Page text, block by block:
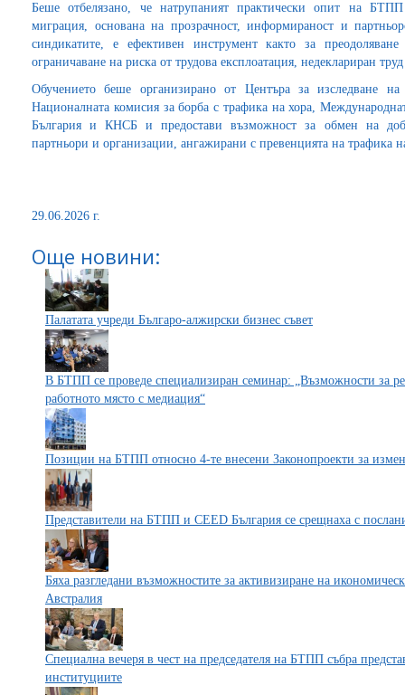
Беше отбелязано, че натрупаният практически опит на БТПП
миграция, основана на прозрачност, информираност и
синдикатите, е ефективен инструмент както за
ограничаване на риска от трудова експлоатация, недеклариран
Обучението беше организирано от Центъра за изследване
Националната комисия за борба с трафика на хора,
България и КНСБ и предостави възможност за обмен на
партньори и организации, ангажирани с превенцията на трафика
29.06.2026 г.
Още новини:
Палатата учреди Българо-алжирски бизнес съвет
В БТПП се проведе специализиран семинар: „Възможности за
работното място с медиация“
Позиции на БТПП относно 4-те внесени Законопроекти за
Представители на БТПП и CEED България се срещнаха с
Бяха разгледани възможностите за активизиране на
Австралия
Специална вечеря в чест на председателя на БТПП събра
институциите